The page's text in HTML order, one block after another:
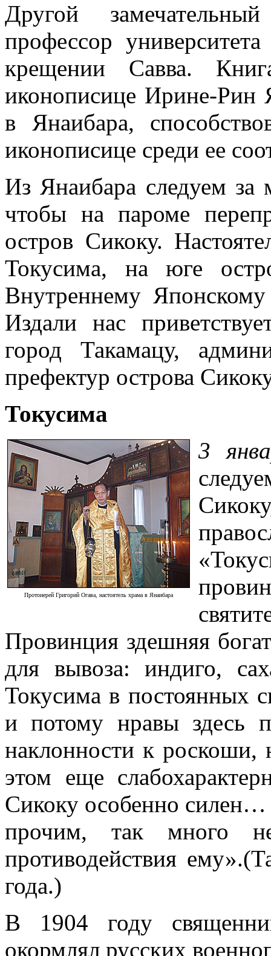
Другой
профессор
крещении Савва.
иконописице Ирине-Рин
в Янаибара,
иконописице среди ее
Из Янаибара следуем за
чтобы на пароме
остров Сикоку.
Токусима, на юге
Внутреннему
Издали нас
город Такамацу,
префектур острова
Токусима
Протоиерей Григорий Огава, настоятель храма в Янаибара
3
Провинция здешняя
для вывоза: индиго,
Токусима в постоянных
и потому нравы здесь
наклонности к роскоши,
этом еще
Сикоку особенно
прочим, так много
противодействия
года.)
В 1904 году
окормлял русских